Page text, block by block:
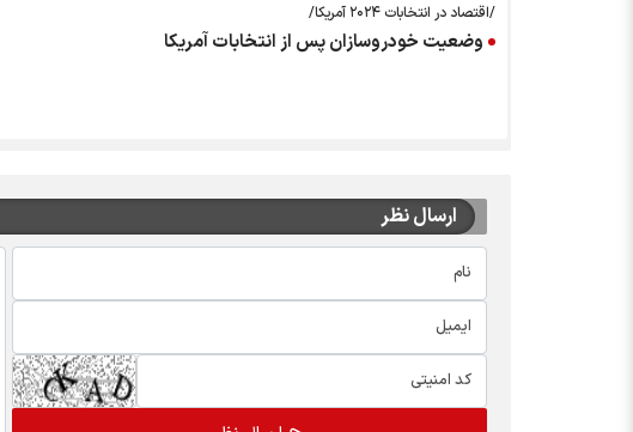
/اقتصاد در انتخابات ۲۰۲۴ آمریکا/
وضعیت خودروسازان پس از انتخابات آمریکا
ارسال نظر